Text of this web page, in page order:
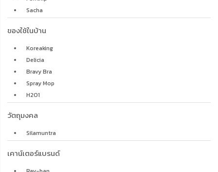
Sacha
ของใช้ในบ้าน
Koreaking
Delicia
Bravy Bra
Spray Mop
H2O1
วัตถุมงคล
Silamuntra
เคาน์เตอร์แบรนด์